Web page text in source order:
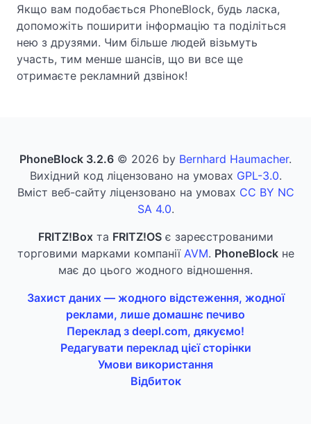
Якщо вам подобається PhoneBlock, будь ласка,
допоможіть поширити інформацію та поділіться
нею з друзями. Чим більше людей візьмуть
участь, тим менше шансів, що ви все ще
отримаєте рекламний дзвінок!
PhoneBlock 3.2.6 © 2026 by Bernhard Haumacher.
Вихідний код ліцензовано на умовах GPL-3.0.
Вміст веб-сайту ліцензовано на умовах CC BY NC
SA 4.0.
FRITZ!Boxта FRITZ!OSє зареєстрованими
торговими марками компанії AVM. PhoneBlockне
має до цього жодного відношення.
Захист даних — жодного відстеження, жодної
реклами, лише домашнє печиво
Переклад з deepl.com, дякуємо!
Редагувати переклад цієї сторінки
Умови використання
Відбиток